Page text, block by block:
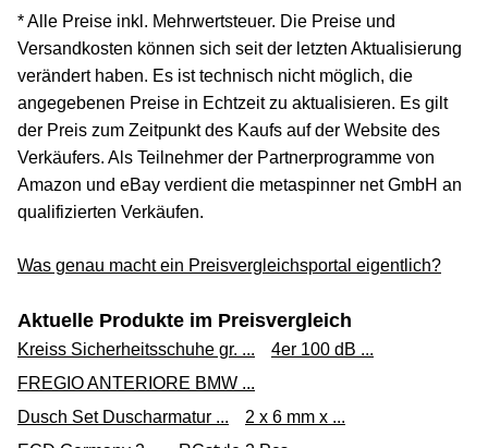
* Alle Preise inkl. Mehrwertsteuer. Die Preise und
Versandkosten können sich seit der letzten Aktualisierung
verändert haben. Es ist technisch nicht möglich, die
angegebenen Preise in Echtzeit zu aktualisieren. Es gilt
der Preis zum Zeitpunkt des Kaufs auf der Website des
Verkäufers. Als Teilnehmer der Partnerprogramme von
Amazon und eBay verdient die metaspinner net GmbH an
qualifizierten Verkäufen.
Was genau macht ein Preisvergleichsportal eigentlich?
Aktuelle Produkte im Preisvergleich
Kreiss Sicherheitsschuhe gr. ...
4er 100 dB ...
FREGIO ANTERIORE BMW ...
Dusch Set Duscharmatur ...
2 x 6 mm x ...